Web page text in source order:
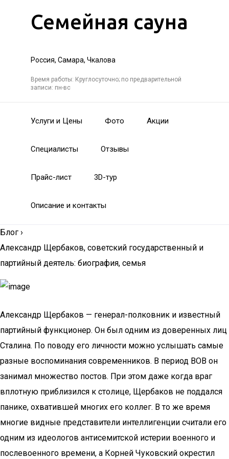
Семейная сауна
Россия, Самара, Чкалова
Время работы: Круглосуточно; по предварительной
записи: пн-вс
Услуги и Цены Фото Акции
Специалисты Отзывы
Прайс-лист 3D-тур
Описание и контакты
Блог ›
Александр Щербаков, советский государственный и
партийный деятель: биография, семья
Александр Щербаков — генерал-полковник и известный
партийный функционер. Он был одним из доверенных лиц
Сталина. По поводу его личности можно услышать самые
разные воспоминания современников. В период ВОВ он
занимал множество постов. При этом даже когда враг
вплотную приблизился к столице, Щербаков не поддался
панике, охватившей многих его коллег. В то же время
многие видные представители интеллигенции считали его
одним из идеологов антисемитской истерии военного и
послевоенного времени, а Корней Чуковский окрестил